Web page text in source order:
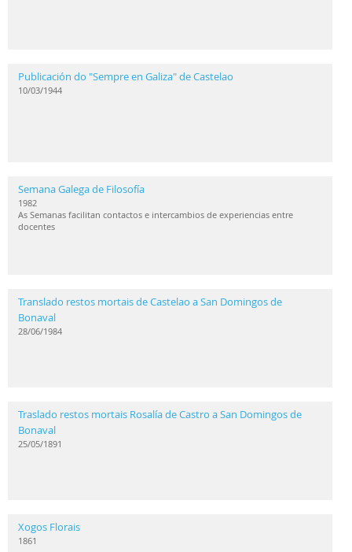
Publicación do "Sempre en Galiza" de Castelao
10/03/1944
Semana Galega de Filosofía
1982
As Semanas facilitan contactos e intercambios de experiencias entre
docentes
Translado restos mortais de Castelao a San Domingos de
Bonaval
28/06/1984
Traslado restos mortais Rosalía de Castro a San Domingos de
Bonaval
25/05/1891
Xogos Florais
1861